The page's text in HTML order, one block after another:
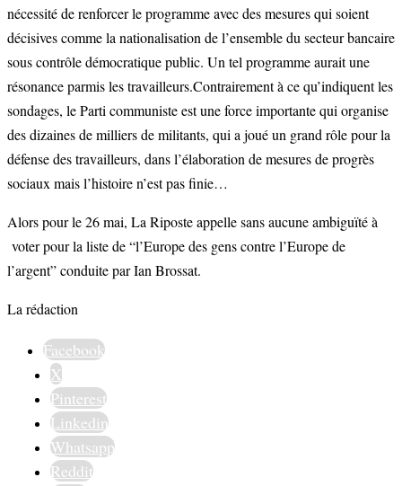
nécessité de renforcer le programme avec des mesures qui soient
décisives comme la nationalisation de l’ensemble du secteur bancaire
sous contrôle démocratique public. Un tel programme aurait une
résonance parmis les travailleurs.Contrairement à ce qu’indiquent les
sondages, le Parti communiste est une force importante qui organise
des dizaines de milliers de militants, qui a joué un grand rôle pour la
défense des travailleurs, dans l’élaboration de mesures de progrès
sociaux mais l’histoire n’est pas finie…
Alors pour le 26 mai, La Riposte appelle sans aucune ambiguïté à
voter pour la liste de “l’Europe des gens contre l’Europe de
l’argent” conduite par Ian Brossat.
La rédaction
Facebook
X
Pinterest
Linkedin
Whatsapp
Reddit